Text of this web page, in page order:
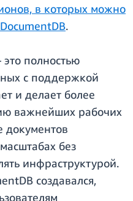
в которых можно
.
полностью
с поддержкой
и делает более
важнейших рабочих
документов
без
инфраструктурой.
создавался,